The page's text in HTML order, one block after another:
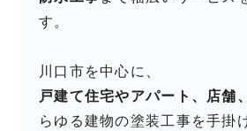
す。
川口市を中心に、
戸建て住宅やアパート、店舗
らゆる建物の塗装工事を手掛